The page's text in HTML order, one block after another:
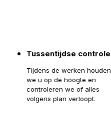
Tussentijdse controle
Tijdens de werken houden
we u op de hoogte en
controleren we of alles
volgens plan verloopt.